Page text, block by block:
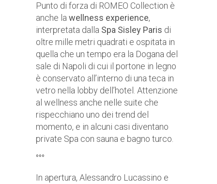
Punto di forza di ROMEO Collection è
anche la wellness experience,
interpretata dalla Spa Sisley Paris di
oltre mille metri quadrati e ospitata in
quella che un tempo era la Dogana del
sale di Napoli di cui il portone in legno
è conservato all’interno di una teca in
vetro nella lobby dell’hotel. Attenzione
al wellness anche nelle suite che
rispecchiano uno dei trend del
momento, e in alcuni casi diventano
private Spa con sauna e bagno turco.
°°°
In apertura, Alessandro Lucassino e